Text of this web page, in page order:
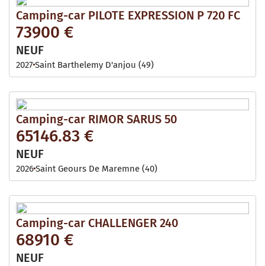
Camping-car PILOTE EXPRESSION P 720 FC
73900 €
NEUF
2027Saint Barthelemy D'anjou (49)
Camping-car RIMOR SARUS 50
65146.83 €
NEUF
2026Saint Geours De Maremne (40)
Camping-car CHALLENGER 240
68910 €
NEUF